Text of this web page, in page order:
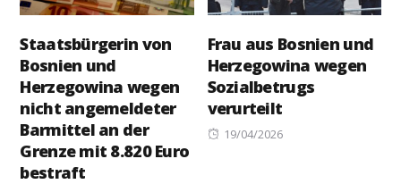
Staatsbürgerin von
Bosnien und
Herzegowina wegen
nicht angemeldeter
Barmittel an der
Grenze mit 8.820 Euro
bestraft
Frau aus Bosnien und
Herzegowina wegen
Sozialbetrugs
verurteilt
Posted
19/04/2026